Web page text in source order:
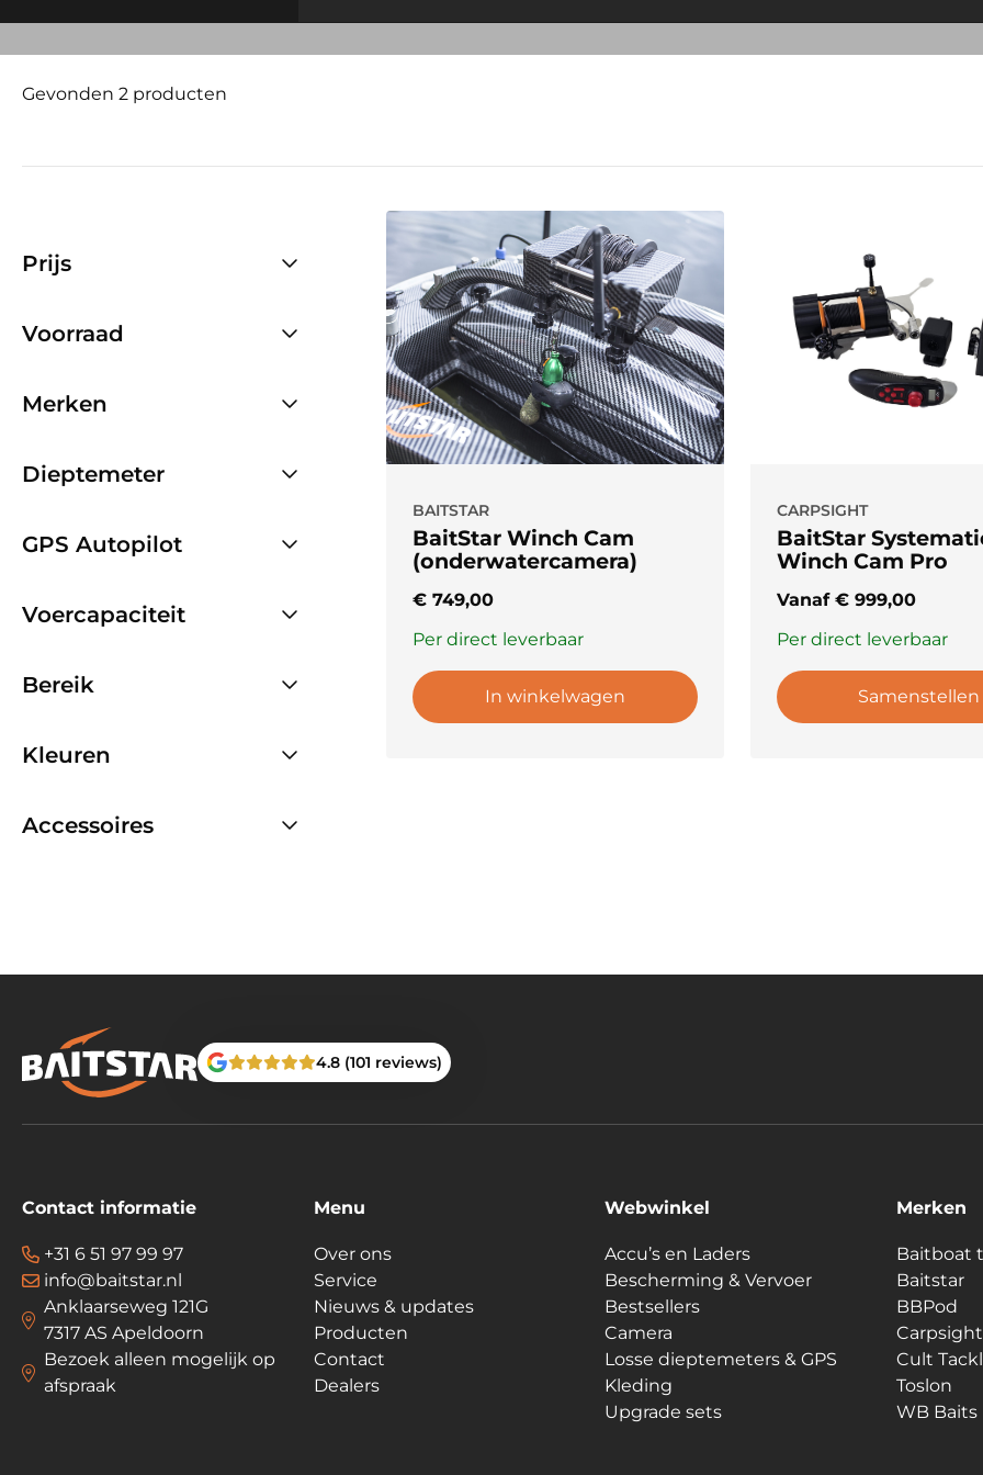
Gevonden 2 producten
Prijs
Voorraad
Merken
Dieptemeter
GPS Autopilot
Voercapaciteit
Bereik
Kleuren
Accessoires
BAITSTAR
BaitStar Winch Cam
(onderwatercamera)
€749,00
Per direct leverbaar
In winkelwagen
CARPSIGHT
BaitStar
Winch Cam Pro
Vanaf €999,00
Per direct leverbaar
Samenstellen
4.8 (101 reviews)
Contact informatie
+31 6 51 97 99 97
info@baitstar.nl
Anklaarseweg 121G
7317 AS Apeldoorn
Bezoek alleen mogelijk op
afspraak
Menu
Over ons
Service
Nieuws & updates
Producten
Contact
Dealers
Webwinkel
Accu’s en Laders
Bescherming & Vervoer
Bestsellers
Camera
Losse dieptemeters & GPS
Kleding
Upgrade sets
Merken
Baitboat
Baitstar
BBPod
Carpsight
Cult
Toslon
WB Baits